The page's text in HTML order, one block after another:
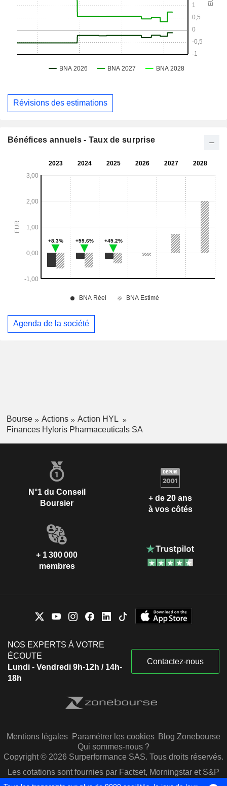
Révisions des estimations
Bénéfices annuels - Taux de surprise
Agenda de la société
Bourse Actions
Action HYL
Finances Hyloris Pharmaceuticals SA
N°1 du Conseil
Boursier
+ de 20 ans
à vos côtés
+ 1 300 000
membres
NOS EXPERTS À VOTRE
ÉCOUTE
Lundi - Vendredi 9h-12h / 14h-
18h
Contactez-nous
Mentions légales Paramétrer les cookies Blog Zonebourse
Qui sommes-nous ?
Copyright © 2026 Surperformance SAS. Tous droits réservés.
Les cotations sont fournies par Factset, Morningstar et S&P
Capital IQ